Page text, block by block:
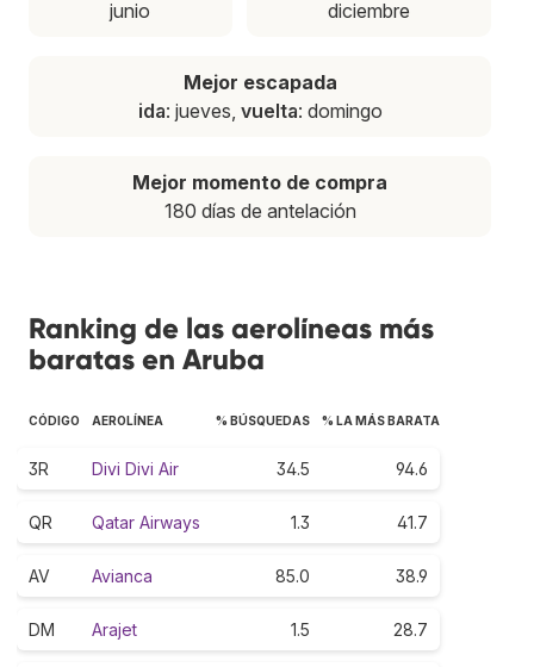
junio
diciembre
Mejor escapada
ida: jueves, vuelta: domingo
Mejor momento de compra
180 días de antelación
Ranking de las aerolíneas más
baratas en Aruba
CÓDIGO AEROLÍNEA % BÚSQUEDAS % LA MÁS BARATA
3R Divi Divi Air 34.5 94.6
QR Qatar Airways 1.3 41.7
AV Avianca 85.0 38.9
DM Arajet 1.5 28.7